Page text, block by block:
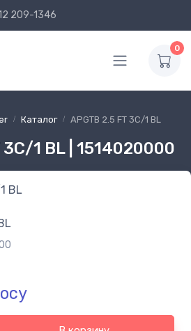
209-1346
0
Каталог APGTB 2.5 FT 3C/1 BL
3C/1 BL | 1514020000